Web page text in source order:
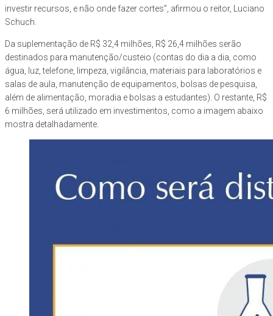
investir recursos, e não onde fazer cortes”, afirmou o reitor, Luciano
Schuch.
Da suplementação de R$ 32,4 milhões, R$ 26,4 milhões serão
destinados para manutenção/custeio (contas do dia a dia, como
água, luz, telefone, limpeza, vigilância, materiais para laboratórios e
salas de aula, manutenção de equipamentos, bolsas de pesquisa,
além de alimentação, moradia e bolsas a estudantes). O restante, R$
6 milhões, será utilizado em investimentos, como a imagem abaixo
mostra detalhadamente.